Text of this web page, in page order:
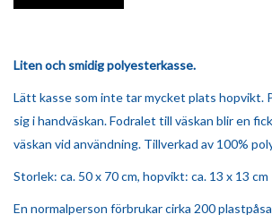
Liten och smidig polyesterkasse.
Lätt kasse som inte tar mycket plats hopvikt.
sig i handväskan. Fodralet till väskan blir en
väskan vid användning. Tillverkad av 100%
Storlek: ca. 50 x 70 cm, hopvikt: ca. 13 x 13 cm
En normalperson förbrukar cirka 200